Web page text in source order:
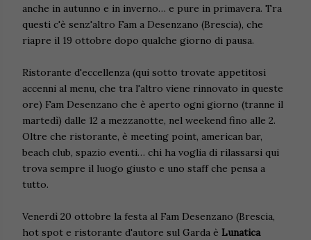
anche in autunno e in inverno… e pure in primavera. Tra
questi c'è senz'altro Fam a Desenzano (Brescia), che
riapre il 19 ottobre dopo qualche giorno di pausa.
Ristorante d'eccellenza (qui sotto trovate appetitosi
accenni al menu, che tra l'altro viene rinnovato in queste
ore) Fam Desenzano che è aperto ogni giorno (tranne il
martedì) dalle 12 a mezzanotte, nel weekend fino alle 2.
Oltre che ristorante, è meeting point, american bar,
beach club, spazio eventi… chi ha voglia di rilassarsi qui
trova sempre il luogo giusto e uno staff che pensa a
tutto.
Venerdì 20 ottobre la festa al Fam Desenzano (Brescia,
hot spot e ristorante d'autore sul Garda è Lunatica